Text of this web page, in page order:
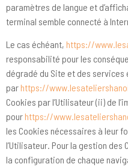
paramètres de langue et
terminal semble connecté à
Le cas échéant, https://
responsabilité pour les
dégradé du Site et des
parhttps://
Cookies par l’Utilisateur (ii) de
pourhttps://
les Cookies nécessaires à leur
l’Utilisateur. Pour la gestion des
la configuration de chaque